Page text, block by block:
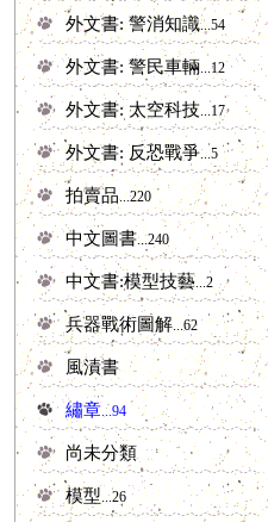
外文書: 警消知識...54
外文書: 警民車輛...12
外文書: 太空科技 ...17
外文書: 反恐戰爭...5
拍賣品...220
中文圖書...240
中文書:模型技藝...2
兵器戰術圖解...62
風漬書
繡章...94
尚未分類
模型 ...26